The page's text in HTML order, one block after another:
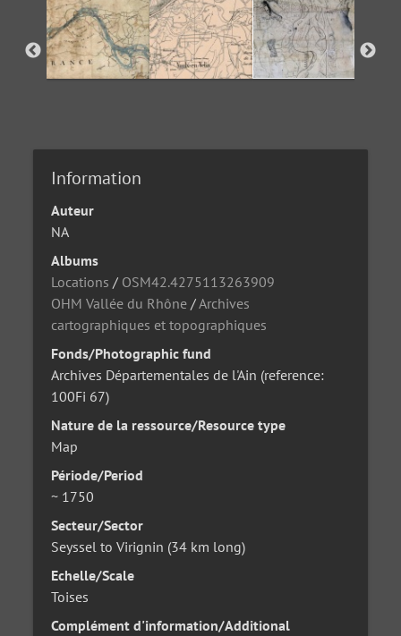
Information
Auteur
NA
Albums
Locations / OSM42.4275113263909
OHM Vallée du Rhône /Archives
cartographiques et topographiques
Fonds/Photographic fund
Archives Départementales de l'Ain (reference:
100Fi 67)
Nature de la ressource/Resource type
Map
Période/Period
~ 1750
Secteur/Sector
Seyssel to Virignin (34 km long)
Echelle/Scale
Toises
Complément d'information/Additional